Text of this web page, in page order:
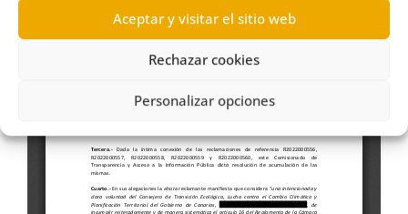
Aceptar y visitar el sitio web
Rechazar cookies
Personalizar opciones